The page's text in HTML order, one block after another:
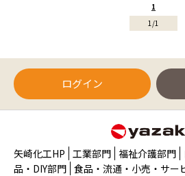
1/1
1
ログイン
矢崎化工HP 工業部門 福祉介護部門
品・DIY部門 食品・流通・小売・サー